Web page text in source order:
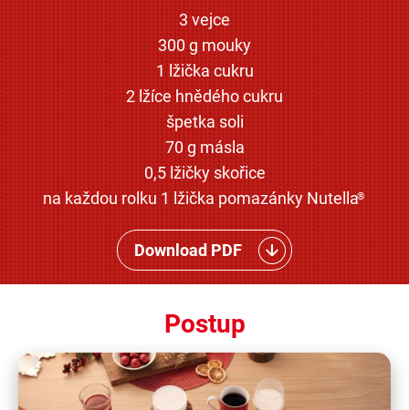
3 vejce
300 g mouky
1 lžička cukru
2 lžíce hnědého cukru
špetka soli
70 g másla
0,5 lžičky skořice
na každou rolku 1 lžička pomazánky Nutella®
Download PDF
Postup